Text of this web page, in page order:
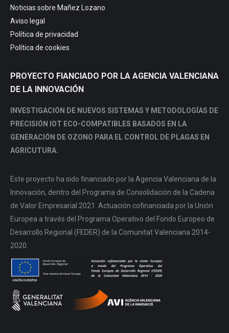
in
new
window
new
windowwindow
in
window
Noticias sobre Mañez Lozano
Aviso legal
Política de privacidad
Política de cookies
PROYECTO FIANCIADO POR LA AGENCIA VALENCIANA
DE LA INNOVACIÓN
INVESTIGACIÓN DE NUEVOS SISTEMAS Y METODOLOGÍAS DE
PRECISIÓN IOT ECO-COMPATIBLES BASADOS EN LA
GENERACIÓN DE OZONO PARA EL CONTROL DE PLAGAS EN
AGRICUTURA.
Este proyecto ha sido financiado por la Agencia Valenciana de la
Innovación, dentro del Programa de Consolidación de la Cadena
de Valor Empresarial 2021. Actuación cofinanciada por la Unión
Europea a través del Programa Operativo del Fondo Europeo de
Desarrollo Regional (FEDER) de la Comunitat Valenciana 2014-
2020.